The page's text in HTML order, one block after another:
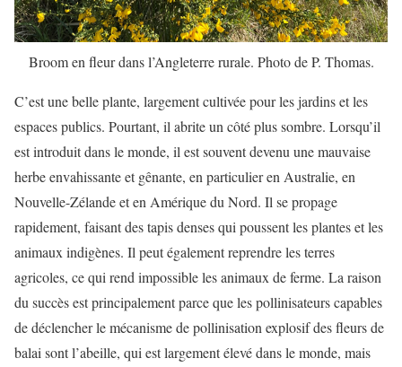
Broom en fleur dans l’Angleterre rurale. Photo de P. Thomas.
C’est une belle plante, largement cultivée pour les jardins et les
espaces publics. Pourtant, il abrite un côté plus sombre. Lorsqu’il
est introduit dans le monde, il est souvent devenu une mauvaise
herbe envahissante et gênante, en particulier en Australie, en
Nouvelle-Zélande et en Amérique du Nord. Il se propage
rapidement, faisant des tapis denses qui poussent les plantes et les
animaux indigènes. Il peut également reprendre les terres
agricoles, ce qui rend impossible les animaux de ferme. La raison
du succès est principalement parce que les pollinisateurs capables
de déclencher le mécanisme de pollinisation explosif des fleurs de
balai sont l’abeille, qui est largement élevé dans le monde, mais